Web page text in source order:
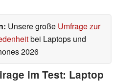
Unsere große Umfrage zur
bei Laptops und
2026
im Test: Laptop